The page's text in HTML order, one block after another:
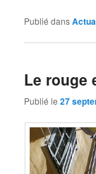
Publié dans
Le rouge
Publié le27